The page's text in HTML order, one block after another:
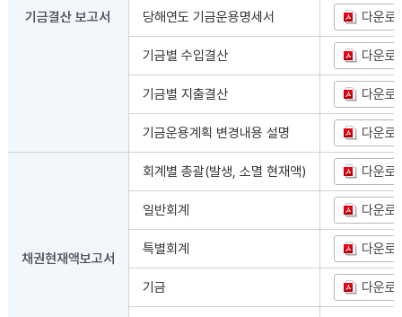
기금결산 보고서 당해연도 기금운용명세서 다운로
기금별 수입결산 다운로
기금별 지출결산 다운로
기금운용계획 변경내용 설명 다운로
채권현재액보고서
회계별 총괄(발생, 소멸 현재액) 다운로
일반회계 다운로
특별회계 다운로
기금 다운로